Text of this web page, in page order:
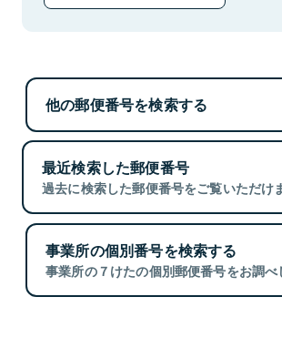
他の郵便番号を検索する
最近検索した郵便番号
過去に検索した郵便番号をご覧いただけ
事業所の個別番号を検索する
事業所の７けたの個別郵便番号をお調べ